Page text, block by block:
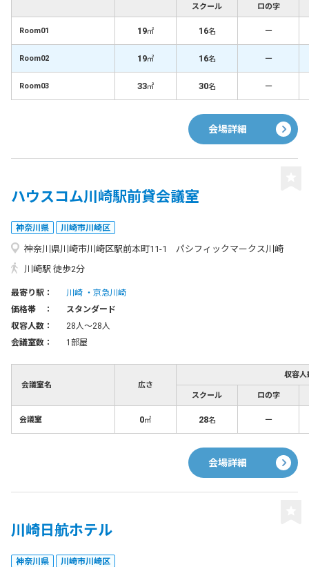
スクール
ロの字
Room01 19㎡ 16名 －
Room02 19㎡ 16名 －
Room03 33㎡ 30名 －
会場詳細
ハウスコム川崎駅前貸会議室
神奈川県 川崎市川崎区
神奈川県川崎市川崎区駅前本町11-1 パシフィックマークス川崎
川崎駅 徒歩2分
最寄り駅： 川崎
京急川崎
価格帯 ：
スタンダード
収容人数：
28人〜28人
会議室数：
1部屋
会議室名 広さ
収容人
スクール ロの字
会議室 0㎡ 28名 －
会場詳細
川崎日航ホテル
神奈川県 川崎市川崎区